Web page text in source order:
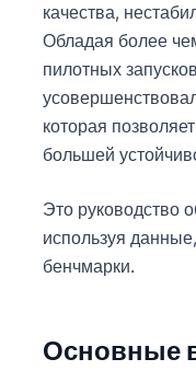
качества,
Обладая более
пилотных
которая
большей
Это руководство
используя
бенчмарки.
Основные